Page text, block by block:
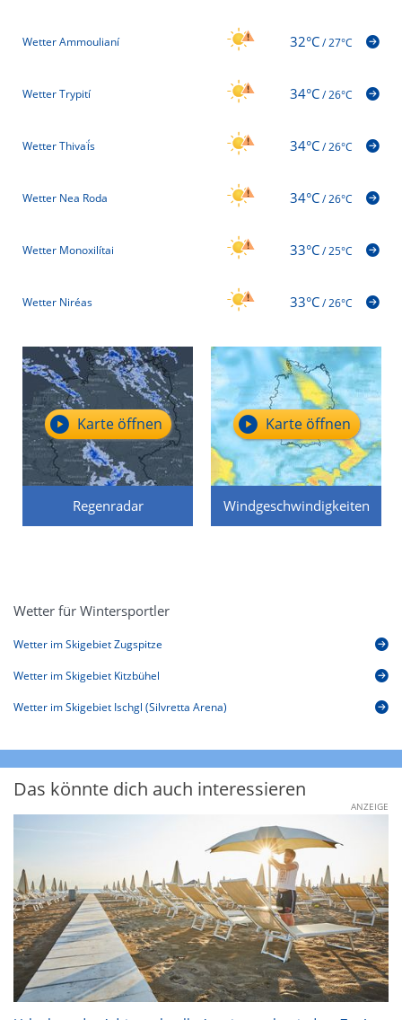
Wetter Ammoulianí 32°C/27°C
Wetter Trypití 34°C/26°C
Wetter Thivaḯs 34°C/26°C
Wetter Nea Roda 34°C/26°C
Wetter Monoxilítai 33°C/25°C
Wetter Niréas 33°C/26°C
Regenradar
Karte öffnen
Windgeschwindigkeiten
Karte öffnen
Wetter für Wintersportler
Wetter im Skigebiet Zugspitze
Wetter im Skigebiet Kitzbühel
Wetter im Skigebiet Ischgl (Silvretta Arena)
Das könnte dich auch interessieren
ANZEIGE